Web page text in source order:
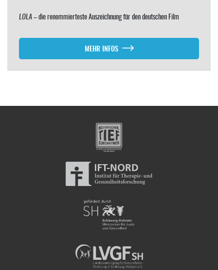
LOLA– die renommierteste Auszeichnung für den deutschen Film
MEHR INFOS